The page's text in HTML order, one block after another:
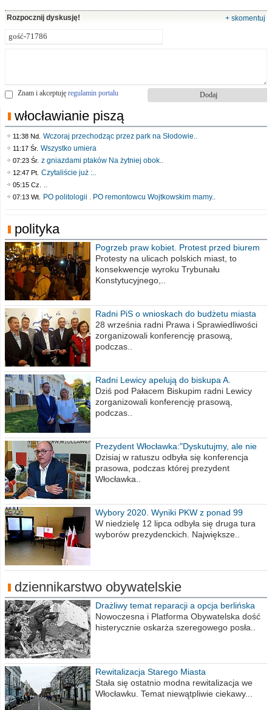
Rozpocznij dyskusję! + skomentuj
Znam i akceptuję regulamin portalu
włocławianie piszą
11:38 Nd. Wczoraj przechodząc przez park na Słodowie..
11:17 Śr. Wszystko umiera
07:23 Śr. z gniazdami ptaków Na żytniej obok..
12:47 Pt. Czytaliście już :..
05:15 Cz. ..
07:13 Wt. PO politologii . PO remontowcu Wojtkowskim mamy..
polityka
Pogrzeb praw kobiet. Protest przed biurem
poselskim PiS
Protesty na ulicach polskich miast, to
konsekwencje wyroku Trybunału
Konstytucyjnego,..
Radni PiS o wnioskach do budżetu miasta
na 2021 rok
28 września radni Prawa i Sprawiedliwości
zorganizowali konferencję prasową,
podczas..
Radni Lewicy apelują do biskupa A.
Wiesława Meringa
Dziś pod Pałacem Biskupim radni Lewicy
zorganizowali konferencję prasową,
podczas..
Prezydent Włocławka:"Dyskutujmy, ale nie
obrażajmy się”
Dzisiaj w ratuszu odbyła się konferencja
prasowa, podczas której prezydent
Włocławka..
Wybory 2020. Wyniki PKW z ponad 99
procent obwodów
W niedzielę 12 lipca odbyła się druga tura
wyborów prezydenckich. Największe..
dziennikarstwo obywatelskie
Drażliwy temat reparacji a opcja berlińska
Nowoczesna i Platforma Obywatelska dość
histerycznie oskarża szeregowego posła..
Rewitalizacja Starego Miasta
Stała się ostatnio modna rewitalizacja we
Włocławku. Temat niewątpliwie ciekawy...